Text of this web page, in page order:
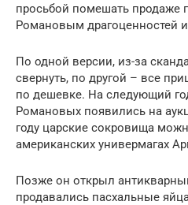
просьбой помешать продаже
Романовым драгоценностей
По одной версии, из-за
свернуть, по другой – все
по дешевке. На следующий
Романовых появились на
году царские сокровища
американских универмагах
Позже он открыл
продавались пасхальные